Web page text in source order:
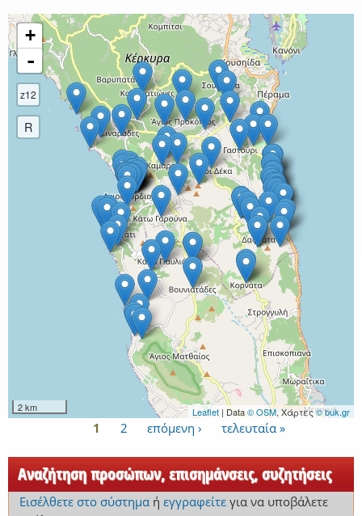
+
-
z12
R
2 km Leaflet | Data© OSM, Χάρτες© buk.gr
1 2 επόμενη › τελευταία »
Αναζήτηση προσώπων, επισημάνσεις, συζητήσεις
Εισέλθετε στο σύστημαή εγγραφείτεγια να υποβάλετε